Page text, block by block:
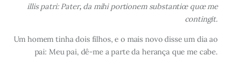
illis patri: Pater, da mihi portionem substantiœ quœ me
contingit.
Um homem tinha dois filhos, e o mais novo disse um dia ao
pai: Meu pai, dê-me a parte da herança que me cabe.